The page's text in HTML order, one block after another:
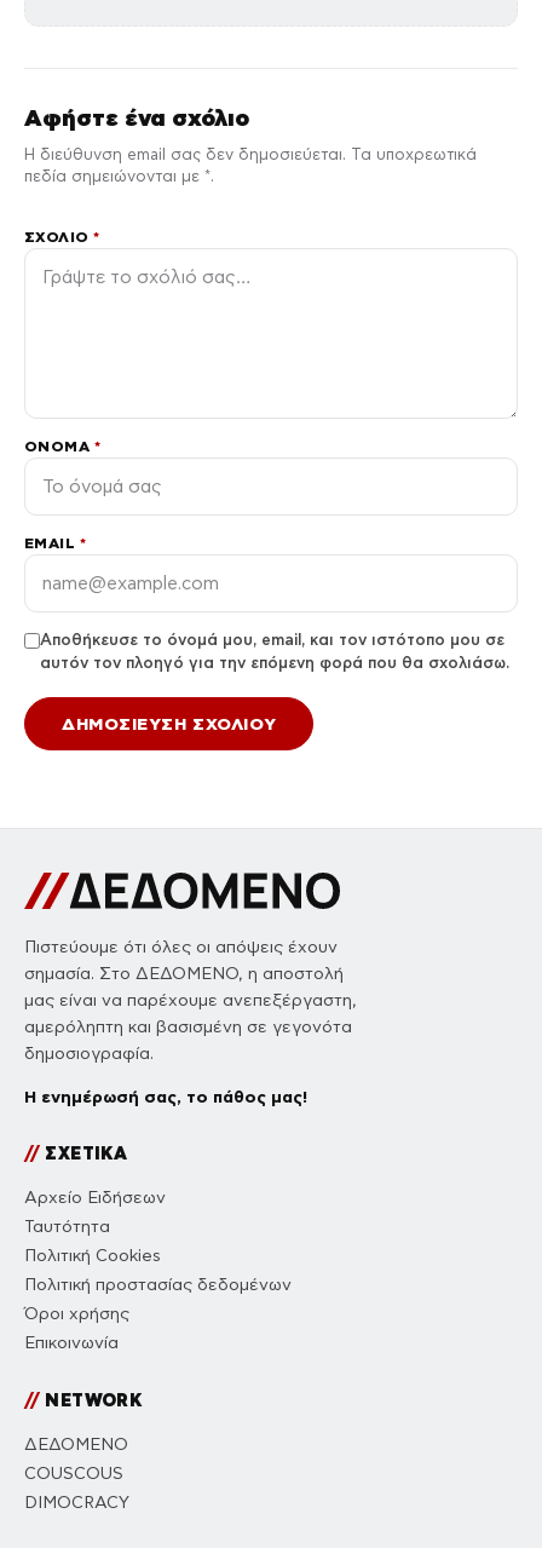
Αφήστε ένα σχόλιο
Η διεύθυνση email σας δεν δημοσιεύεται. Τα υποχρεωτικά
πεδία σημειώνονται με *.
ΣΧΌΛΙΟ*
ΌΝΟΜΑ *
EMAIL *
Αποθήκευσε το όνομά μου, email, και τον ιστότοπο μου σε
αυτόν τον πλοηγό για την επόμενη φορά που θα σχολιάσω.
Πιστεύουμε ότι όλες οι απόψεις έχουν
σημασία. Στο ΔΕΔΟΜΕΝΟ, η αποστολή
μας είναι να παρέχουμε ανεπεξέργαστη,
αμερόληπτη και βασισμένη σε γεγονότα
δημοσιογραφία.
Η ενημέρωσή σας, το πάθος μας!
//ΣΧΕΤΙΚΑ
Αρχείο Ειδήσεων
Ταυτότητα
Πολιτική Cookies
Πολιτική προστασίας δεδομένων
Όροι χρήσης
Επικοινωνία
//NETWORK
ΔΕΔΟΜΕΝΟ
COUSCOUS
DIMOCRACY